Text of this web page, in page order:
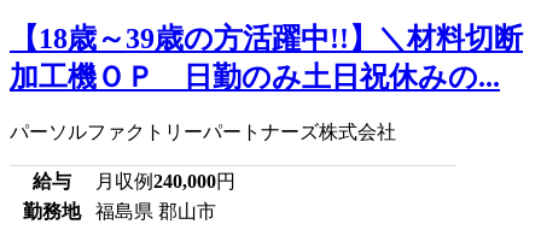
【18歳～39歳の方活躍中!!】＼材料切断
加工機ＯＰ 日勤のみ土日祝休みの...
パーソルファクトリーパートナーズ株式会社
給与 月収例240,000円
勤務地
福島県 郡山市